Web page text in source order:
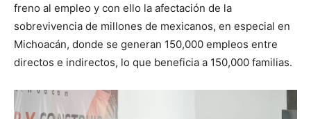
freno al empleo y con ello la afectación de la
sobrevivencia de millones de mexicanos, en especial en
Michoacán, donde se generan 150,000 empleos entre
directos e indirectos, lo que beneficia a 150,000 familias.